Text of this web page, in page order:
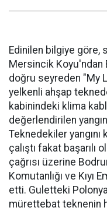
Edinilen bilgiye göre,
Mersincik Koyu'ndan
doğru seyreden "My
yelkenli ahşap
kabinindeki klima
değerlendirilen
Teknedekiler
çalıştı fakat başarılı
çağrısı üzerine
Komutanlığı ve
etti. Guletteki
mürettebat teknenin